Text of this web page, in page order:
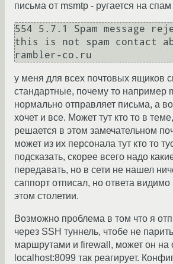
письма от msmtp - ругается на
554 5.7.1 Spam message
this is not spam contact
у меня для всех почтовых ящиков
стандартные, почему то например
нормально отправляет письма, а
хочет и все. Может тут кто то в
решается в этом замечательном
может из их персонала тут кто то
подсказать, скорее всего надо
передавать, но в сети не нашел
саппорт отписал, но ответа
этом столетии.
Возможно проблема в том что я
через SSH туннель, чтобе не
маршрутами и firewall, может он на
localhost:8099 так реагирует.